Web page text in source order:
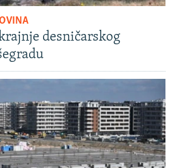
desničarskog